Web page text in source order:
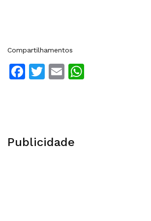
Compartilhamentos
Facebook
Twitter
Email
Publicidade